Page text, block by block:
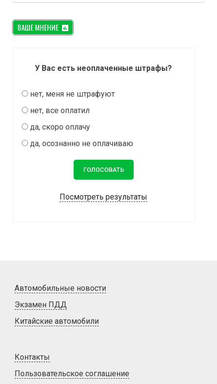
ВАШЕ МНЕНИЕ
У Вас есть неоплаченные штрафы?
нет, меня не штрафуют
нет, все оплатил
да, скоро оплачу
да, осознанно не оплачиваю
Посмотреть результаты
Автомобильные новости
Экзамен ПДД
Китайские автомобили
Контакты
Пользовательское соглашение